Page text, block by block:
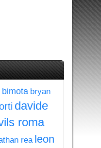
bimota bryan
davide
roma
rea leon